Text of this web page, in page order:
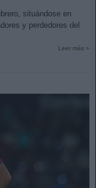
situándose en
y perdedores del
Leer más »